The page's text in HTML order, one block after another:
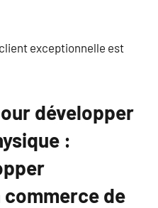
exceptionnelle est
développer
:
de